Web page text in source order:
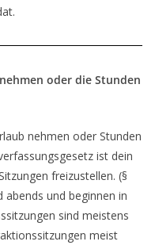
oder die Stunden
nehmen oder Stunden
ist dein
freizustellen. (§
abends und beginnen in
sind meistens
meist